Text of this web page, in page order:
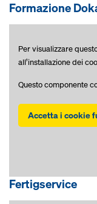
Formazione
Per visualizzare
all’installazione dei
Questo componente
Accetta i cookie
Fertigservice